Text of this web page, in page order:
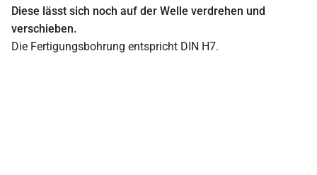
Diese lässt sich noch auf der Welle verdrehen und
verschieben.
Die Fertigungsbohrung entspricht DIN H7.